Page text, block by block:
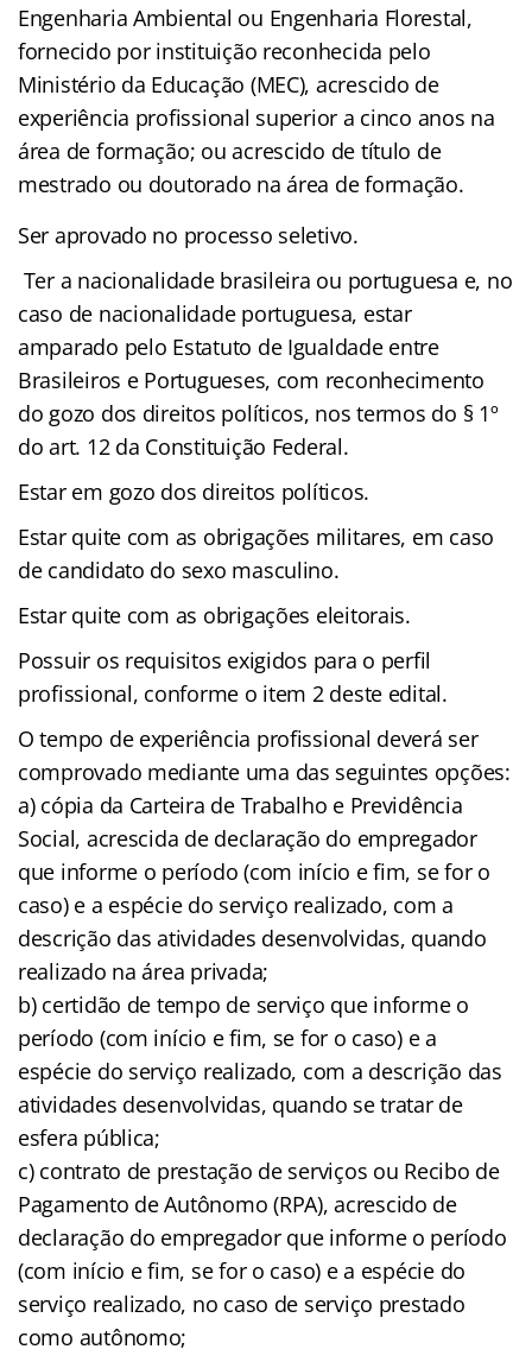
Engenharia Ambiental ou Engenharia Florestal,
fornecido por instituição reconhecida pelo
Ministério da Educação (MEC), acrescido de
experiência profissional superior a cinco anos na
área de formação; ou acrescido de título de
mestrado ou doutorado na área de formação.
Ser aprovado no processo seletivo.
Ter a nacionalidade brasileira ou portuguesa e, no
caso de nacionalidade portuguesa, estar
amparado pelo Estatuto de Igualdade entre
Brasileiros e Portugueses, com reconhecimento
do gozo dos direitos políticos, nos termos do § 1º
do art. 12 da Constituição Federal.
Estar em gozo dos direitos políticos.
Estar quite com as obrigações militares, em caso
de candidato do sexo masculino.
Estar quite com as obrigações eleitorais.
Possuir os requisitos exigidos para o perfil
profissional, conforme o item 2 deste edital.
O tempo de experiência profissional deverá ser
comprovado mediante uma das seguintes opções:
a) cópia da Carteira de Trabalho e Previdência
Social, acrescida de declaração do empregador
que informe o período (com início e fim, se for o
caso) e a espécie do serviço realizado, com a
descrição das atividades desenvolvidas, quando
realizado na área privada;
b) certidão de tempo de serviço que informe o
período (com início e fim, se for o caso) e a
espécie do serviço realizado, com a descrição das
atividades desenvolvidas, quando se tratar de
esfera pública;
c) contrato de prestação de serviços ou Recibo de
Pagamento de Autônomo (RPA), acrescido de
declaração do empregador que informe o período
(com início e fim, se for o caso) e a espécie do
serviço realizado, no caso de serviço prestado
como autônomo;